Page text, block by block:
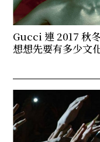
Gucci 連 2017 秋
想想先要有多少文